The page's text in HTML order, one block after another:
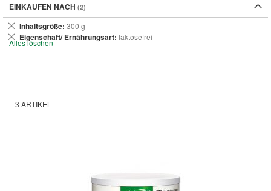
3 ARTIKEL
EINKAUFEN NACH
Inhaltsgröße 300 g
Dies
entfernen
Eigenschaft/ Ernährungsart laktosefrei
Dies
entfernen
Alles löschen